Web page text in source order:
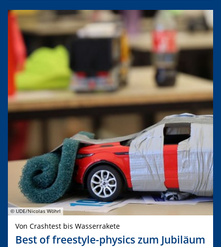
© UDE/Nicolas Wöhrl
Von Crashtest bis Wasserrakete
Best of freestyle-physics zum Jubiläum